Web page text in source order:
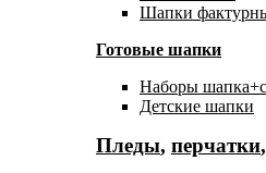
Шапки
Готовые шапки
Наборы
Детские шапки
Пледы, перчатки,